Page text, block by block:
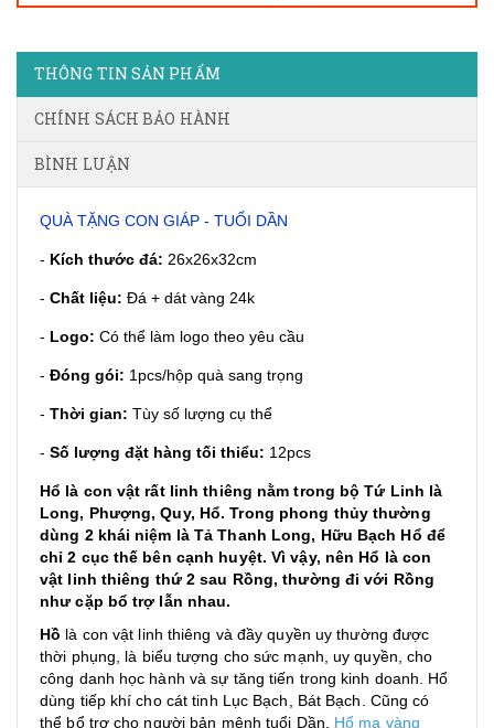
THÔNG TIN SẢN PHẨM
CHÍNH SÁCH BẢO HÀNH
BÌNH LUẬN
QUÀ TẶNG CON GIÁP - TUỔI DẦN
- Kích thước đá: 26x26x32cm
- Chất liệu: Đá + dát vàng 24k
- Logo: Có thể làm logo theo yêu cầu
- Đóng gói: 1pcs/hộp quà sang trọng
- Thời gian: Tùy số lượng cụ thể
- Số lượng đặt hàng tối thiểu: 12pcs
Hổ là con vật rất linh thiêng nằm trong bộ Tứ Linh là
Long, Phượng, Quy, Hổ. Trong phong thủy thường
dùng 2 khái niệm là Tả Thanh Long, Hữu Bạch Hổ để
chỉ 2 cục thế bên cạnh huyệt. Vì vậy, nên Hổ là con
vật linh thiêng thứ 2 sau Rồng, thường đi với Rồng
như cặp bổ trợ lẫn nhau.
Hồ là con vật linh thiêng và đầy quyền uy thường được
thời phụng, là biểu tượng cho sức mạnh, uy quyền, cho
công danh học hành và sự tăng tiến trong kinh doanh. Hổ
dùng tiếp khí cho cát tinh Lục Bạch, Bát Bạch. Cũng có
thể bổ trợ cho người bản mệnh tuổi Dần. Hổ mạ vàng